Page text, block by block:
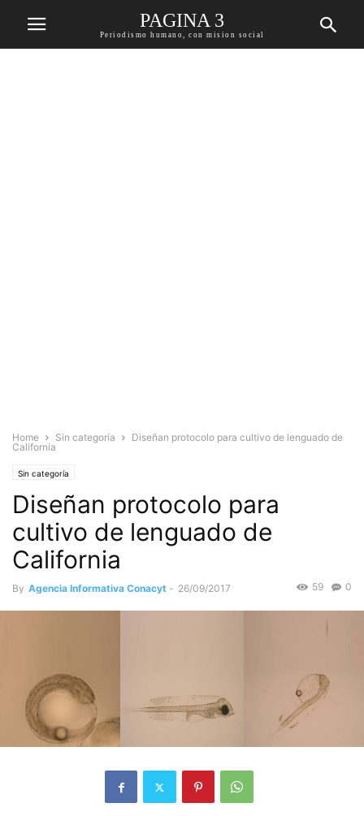
PAGINA 3
Periodismo humano, con mision social
Home Sin categoría
Diseñan protocolo para cultivo de lenguado de
California
Sin categoría
Diseñan protocolo para
cultivo de lenguado de
California
By Agencia Informativa Conacyt - 26/09/2017 0
59